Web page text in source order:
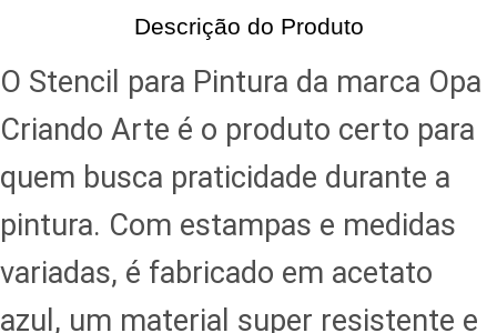
Descrição do Produto
O Stencil para Pintura da marca Opa
Criando Arte é o produto certo para
quem busca praticidade durante a
pintura. Com estampas e medidas
variadas, é fabricado em acetato
azul, um material super resistente e